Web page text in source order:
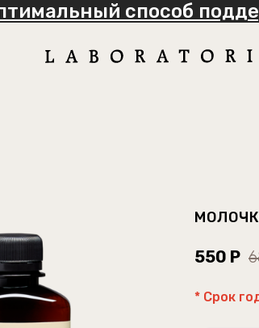
способ
550 Р
* Срок